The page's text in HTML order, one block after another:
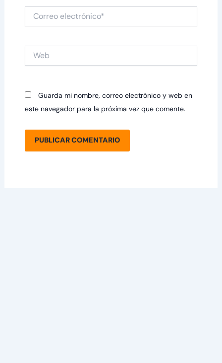
Correo
electrónico*
Guarda mi nombre, correo electrónico y web en
este navegador para la próxima vez que comente.